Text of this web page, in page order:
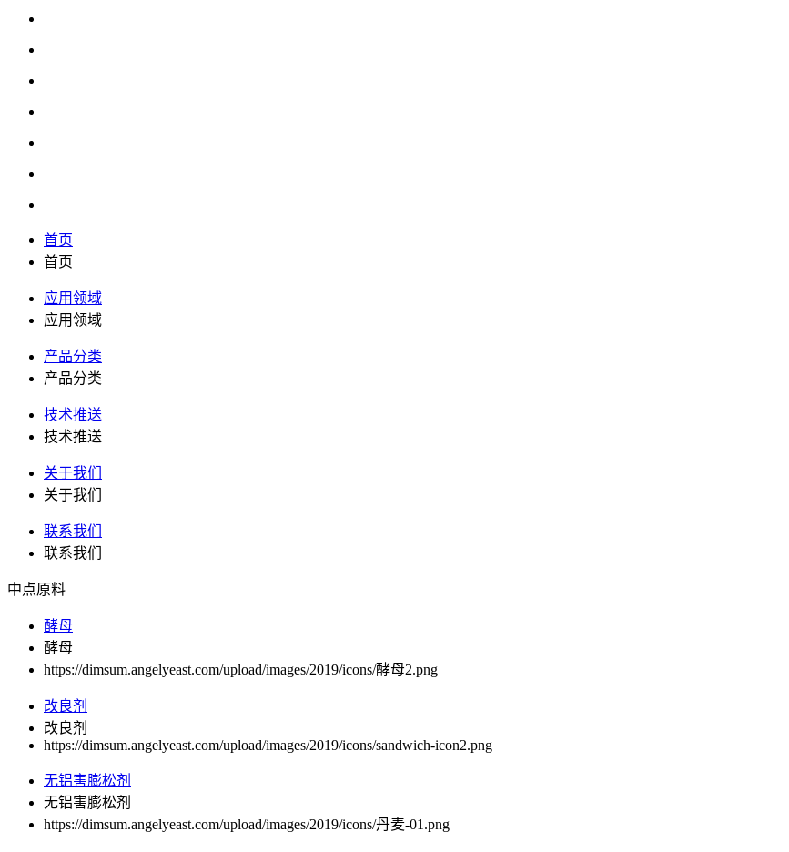
首页
首页
应用领域
应用领域
产品分类
产品分类
技术推送
技术推送
关于我们
关于我们
联系我们
联系我们
中点原料
酵母
酵母
https://dimsum.angelyeast.com/upload/images/2019/icons/酵母2.png
改良剂
改良剂
https://dimsum.angelyeast.com/upload/images/2019/icons/sandwich-icon2.png
无铝害膨松剂
无铝害膨松剂
https://dimsum.angelyeast.com/upload/images/2019/icons/丹麦-01.png